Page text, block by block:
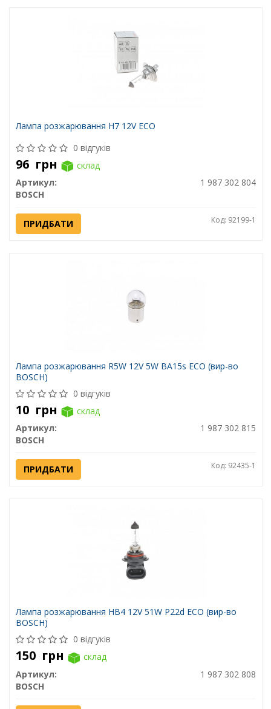
Лампа розжарювання H7 12V ECO
0 відгуків
96 грн
склад
Артикул:
1 987 302 804
BOSCH
ПРИДБАТИ Код: 92199-1
Лампа розжарювання R5W 12V 5W BA15s ECO (вир-во
BOSCH)
0 відгуків
10 грн
склад
Артикул:
1 987 302 815
BOSCH
ПРИДБАТИ Код: 92435-1
Лампа розжарювання HB4 12V 51W P22d ECO (вир-во
BOSCH)
0 відгуків
150 грн
склад
Артикул:
1 987 302 808
BOSCH